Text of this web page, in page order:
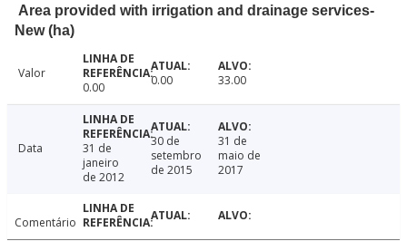
Area provided with irrigation and drainage services-
New (ha)
Valor
0.00
0.00 33.00
Data
31 de
janeiro
de 2012
30 de
setembro
de 2015
31 de
maio de
2017
Comentário